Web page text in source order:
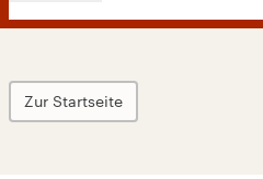
Zur Startseite